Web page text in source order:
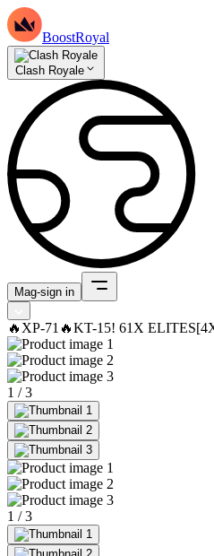
BoostRoyal
Clash Royale
Mag-sign in
🔥XP-71🔥KT-15! 61X
1 /3
1 /3